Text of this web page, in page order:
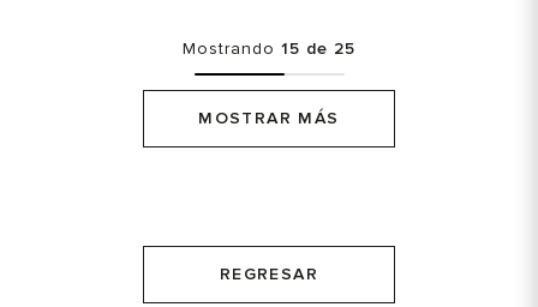
Mostrando 15 de 25
MOSTRAR MÁS
REGRESAR